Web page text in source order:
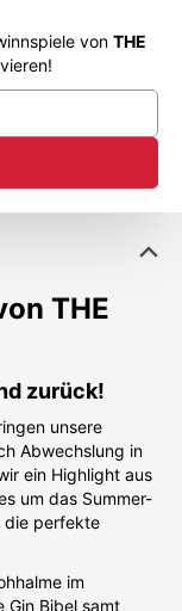
von THE
THE
zurück!
unsere
Abwechslung in
ein Highlight aus
um das Summer-
die perfekte
im
Gin Bibel samt